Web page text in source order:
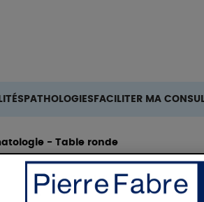
PATHOLOGIES FACILITER MA
- Table ronde